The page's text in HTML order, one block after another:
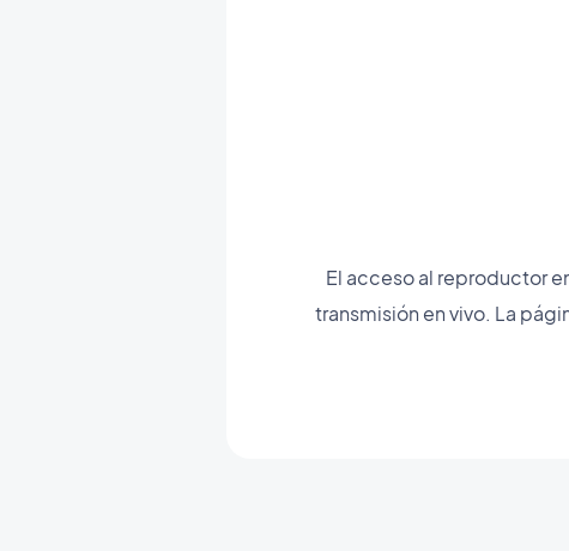
El acceso al reproductor
transmisión en vivo. La